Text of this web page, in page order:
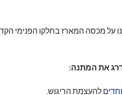
על מכסה המארז בחלקו הפנימי
את המתנה:
להעצמת הריגוש.